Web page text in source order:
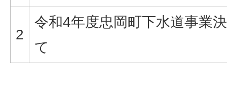
2
令和4年度忠岡町下水道事業
て